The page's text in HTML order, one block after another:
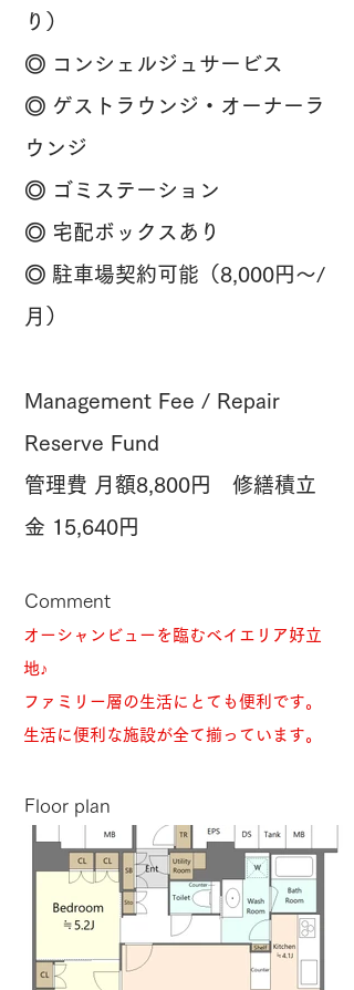
り）
◎ コンシェルジュサービス
◎ ゲストラウンジ・オーナーラ
ウンジ
◎ ゴミステーション
◎ 宅配ボックスあり
◎ 駐車場契約可能（8,000円〜/
月）
Management Fee / Repair
Reserve Fund
管理費 月額8,800円 修繕積立
金 15,640円
Comment
オーシャンビューを臨むベイエリア好立
地♪
ファミリー層の生活にとても便利です。
生活に便利な施設が全て揃っています。
​Floor plan